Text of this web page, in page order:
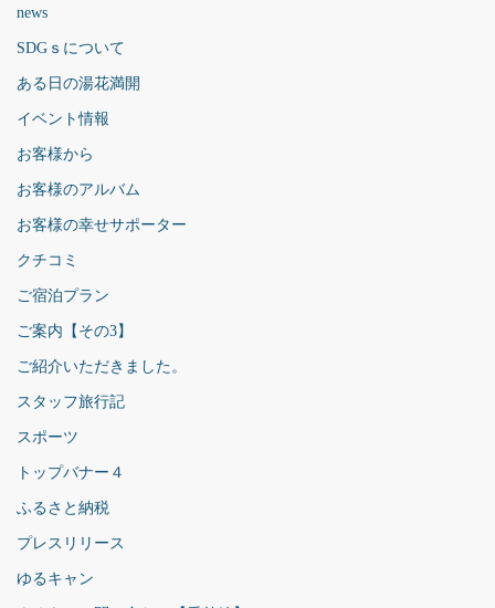
news
SDGｓについて
ある日の湯花満開
イベント情報
お客様から
お客様のアルバム
お客様の幸せサポーター
クチコミ
ご宿泊プラン
ご案内【その3】
ご紹介いただきました。
スタッフ旅行記
スポーツ
トップバナー４
ふるさと納税
プレスリリース
ゆるキャン